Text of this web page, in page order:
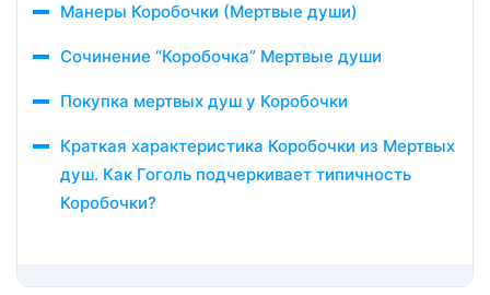
Манеры Коробочки (Мертвые души)
Сочинение “Коробочка” Мертвые души
Покупка мертвых душ у Коробочки
Краткая характеристика Коробочки из Мертвых
душ. Как Гоголь подчеркивает типичность
Коробочки?